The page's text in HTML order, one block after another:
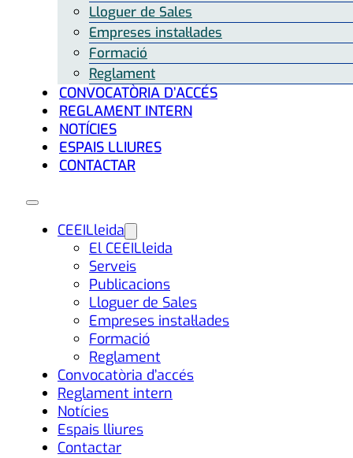
Lloguer de Sales
Empreses instal·lades
Formació
Reglament
CONVOCATÒRIA D’ACCÉS
REGLAMENT INTERN
NOTÍCIES
ESPAIS LLIURES
CONTACTAR
CEEILleida
El CEEILleida
Serveis
Publicacions
Lloguer de Sales
Empreses instal·lades
Formació
Reglament
Convocatòria d’accés
Reglament intern
Notícies
Espais lliures
Contactar